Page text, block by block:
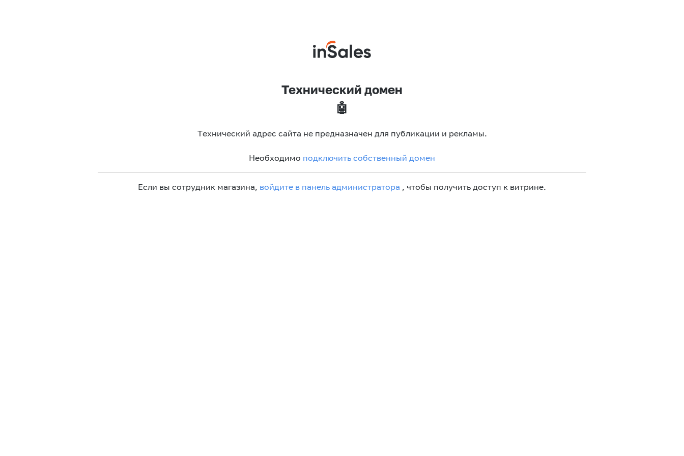
Технический домен
🤖
Технический адрес сайта не предназначен для публикации и рекламы.
Необходимо подключить собственный домен
Если вы сотрудник магазина, войдите в панель администратора , чтобы получить доступ к витрине.